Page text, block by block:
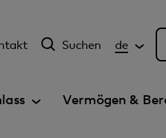
Suchen de
Vermögen &